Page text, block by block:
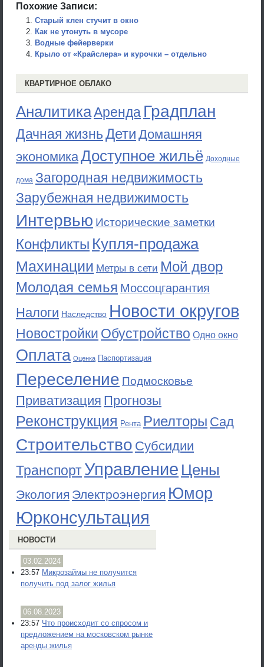
Похожие Записи:
Старый клен стучит в окно
Как не утонуть в мусоре
Водные фейерверки
Крыло от «Крайслера» и курочки – отдельно
КВАРТИРНОЕ ОБЛАКО
АналитикаАренда Градплан
Дачная жизньДети Домашняя
экономикаДоступное жильё Доходные
дома Загородная недвижимость
Зарубежная недвижимость
Интервью Исторические заметки
Конфликты Купля-продажа
Махинации Метры в сети Мой двор
Молодая семья Моссоцгарантия
Налоги Наследство Новости округов
Новостройки Обустройство Одно окно
Оплата Оценка Паспортизация
Переселение Подмосковье
Приватизация Прогнозы
Реконструкция Рента Риелторы Сад
Строительство Субсидии
ТранспортУправление Цены
Экология Электроэнергия Юмор
Юрконсультация
НОВОСТИ
03.02.2024
23:57 Микрозаймы не получится
получить под залог жилья
06.08.2023
23:57 Что происходит со спросом и
предложением на московском рынке
аренды жилья